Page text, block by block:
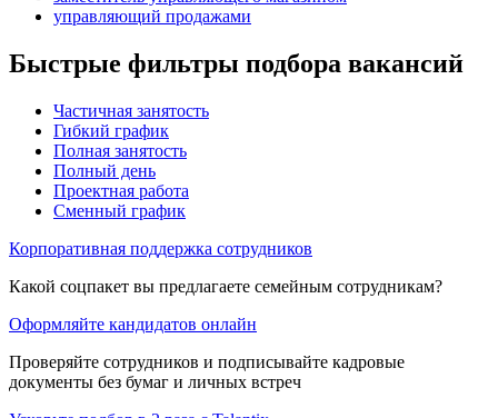
управляющий продажами
Быстрые фильтры подбора вакансий
Частичная занятость
Гибкий график
Полная занятость
Полный день
Проектная работа
Сменный график
Корпоративная поддержка сотрудников
Какой соцпакет вы предлагаете семейным сотрудникам?
Оформляйте кандидатов онлайн
Проверяйте сотрудников и подписывайте кадровые
документы без бумаг и личных встреч